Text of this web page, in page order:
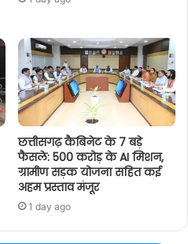
छत्तीसगढ़ कैबिनेट के 7 बड़े
फैसले: 500 करोड़ के AI मिशन,
ग्रामीण सड़क योजना सहित कई
अहम प्रस्ताव मंजूर
1 day ago